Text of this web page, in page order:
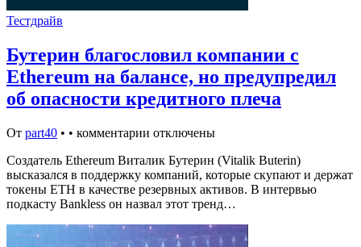
Тестдрайв
Бутерин благословил компании с
Ethereum на балансе, но предупредил
об опасности кредитного плеча
От part40 • • комментарии отключены
Создатель Ethereum Виталик Бутерин (Vitalik Buterin)
высказался в поддержку компаний, которые скупают и держат
токены ETH в качестве резервных активов. В интервью
подкасту Bankless он назвал этот тренд…